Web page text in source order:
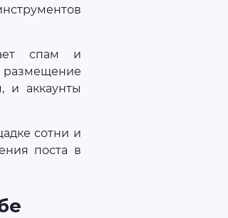
спам и
и аккаунты
сотни и
поста в